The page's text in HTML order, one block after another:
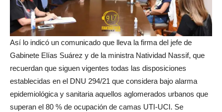
Así lo indicó un comunicado que lleva la firma del jefe de
Gabinete Elías Suárez y de la ministra Natividad Nassif, que
recuerdan que siguen vigentes todas las disposiciones
establecidas en el DNU 294/21 que considera bajo alarma
epidemiológica y sanitaria aquellos aglomerados urbanos que
superan el 80 % de ocupación de camas UTI-UCI. Se